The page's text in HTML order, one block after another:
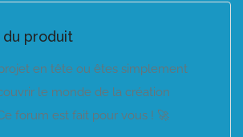
produit
en tête ou êtes simplement
le monde de la création
forum est fait pour vous ! 🚀